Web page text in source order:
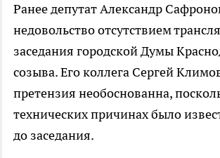
Ранее депутат Александр
недовольство отсутствием
заседания городской Думы
созыва. Его коллега Сергей
претензия необоснованна,
технических причинах было
до заседания.